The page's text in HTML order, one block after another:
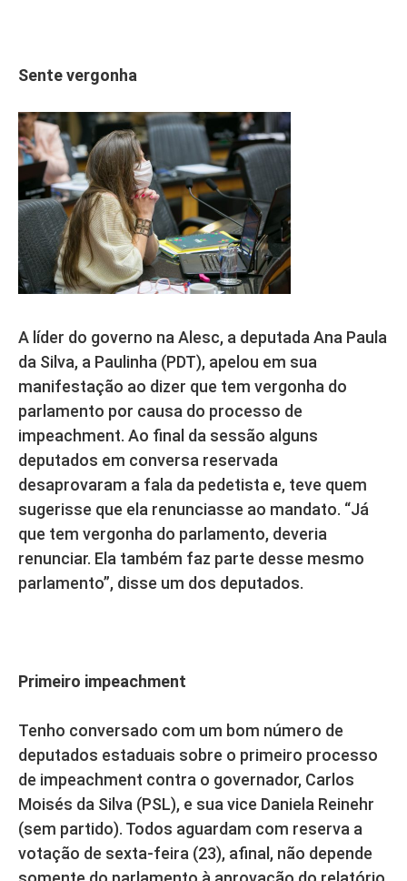
Sente vergonha
A líder do governo na Alesc, a deputada Ana Paula
da Silva, a Paulinha (PDT), apelou em sua
manifestação ao dizer que tem vergonha do
parlamento por causa do processo de
impeachment. Ao final da sessão alguns
deputados em conversa reservada
desaprovaram a fala da pedetista e, teve quem
sugerisse que ela renunciasse ao mandato. “Já
que tem vergonha do parlamento, deveria
renunciar. Ela também faz parte desse mesmo
parlamento”, disse um dos deputados.
Primeiro impeachment
Tenho conversado com um bom número de
deputados estaduais sobre o primeiro processo
de impeachment contra o governador, Carlos
Moisés da Silva (PSL), e sua vice Daniela Reinehr
(sem partido). Todos aguardam com reserva a
votação de sexta-feira (23), afinal, não depende